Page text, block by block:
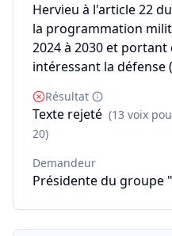
Hervieu à l'article 22
la programmation
2024 à 2030 et
intéressant la défense
Résultat
Texte rejeté (13 voix
20)
Demandeur
Présidente du groupe